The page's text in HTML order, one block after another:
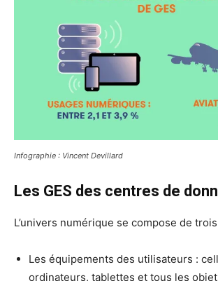
Infographie : Vincent Devillard
Les GES des centres de
L’univers numérique se compose de
Les équipements des utilisateurs :
ordinateurs, tablettes et tous les